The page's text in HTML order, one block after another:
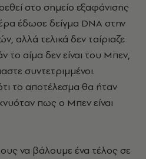
στο σημείο εξαφάνισης
έδωσε δείγμα DNA στην
αλλά τελικά δεν ταίριαζε
το αίμα δεν είναι του Μπεν,
συντετριμμένοι.
το αποτέλεσμα θα ήταν
πως ο Μπεν είναι
να βάλουμε ένα τέλος σε